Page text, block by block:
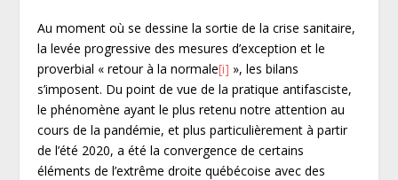
Au moment où se dessine la sortie de la crise sanitaire,
la levée progressive des mesures d’exception et le
proverbial « retour à la normale[i] », les bilans
s’imposent. Du point de vue de la pratique antifasciste,
le phénomène ayant le plus retenu notre attention au
cours de la pandémie, et plus particulièrement à partir
de l’été 2020, a été la convergence de certains
éléments de l’extrême droite québécoise avec des